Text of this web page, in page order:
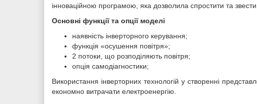
інноваційною програмою, яка дозволила спростити та
Основні функції та опції моделі
наявність інверторного керування;
функція «осушення повітря»;
2 потоки, що розподіляють повітря;
опція самодіагностики;
Використання інверторних технологій у створенні
економно витрачати електроенергію.